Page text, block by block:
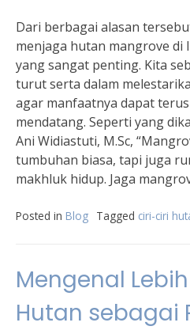
Dari berbagai alasan
menjaga hutan mangrove di
yang sangat penting. Kita
turut serta dalam
agar manfaatnya dapat
mendatang. Seperti yang
Ani Widiastuti, M.Sc,
tumbuhan biasa, tapi juga
makhluk hidup. Jaga
Posted in Blog Tagged ciri-ciri
Mengenal
Hutan sebagai